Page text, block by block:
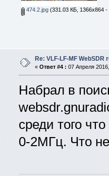
474.2.jpg(331.03 КБ, 1366x864 -
Re: VLF-LF-MF
« Ответ #4 : 07 Апреля
Набрал в
среди того
0-2МГц. Что